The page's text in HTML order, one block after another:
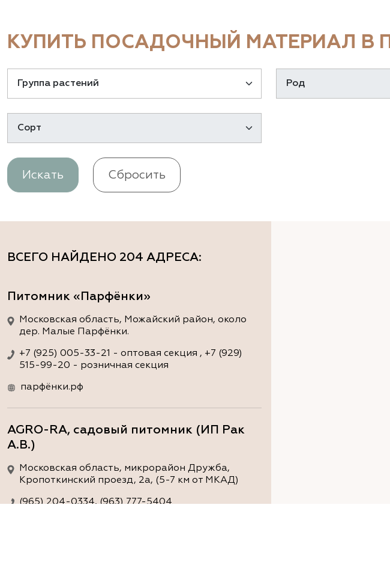
КУПИТЬ ПОСАДОЧНЫЙ МАТЕРИАЛ В
Искать Сбросить
ВСЕГО НАЙДЕНО 204 АДРЕСА:
Питомник «Парфёнки»
Московская область, Можайский район, около
дер. Малые Парфёнки.
+7 (925) 005-33-21 - оптовая секция , +7 (929)
515-99-20 - розничная секция
парфёнки.рф
AGRO-RA, садовый питомник (ИП Рак
А.В.)
Московская область, микрорайон Дружба,
Кропоткинский проезд, 2а, (5-7 км от МКАД)
(965) 204-0334, (963) 777-5404